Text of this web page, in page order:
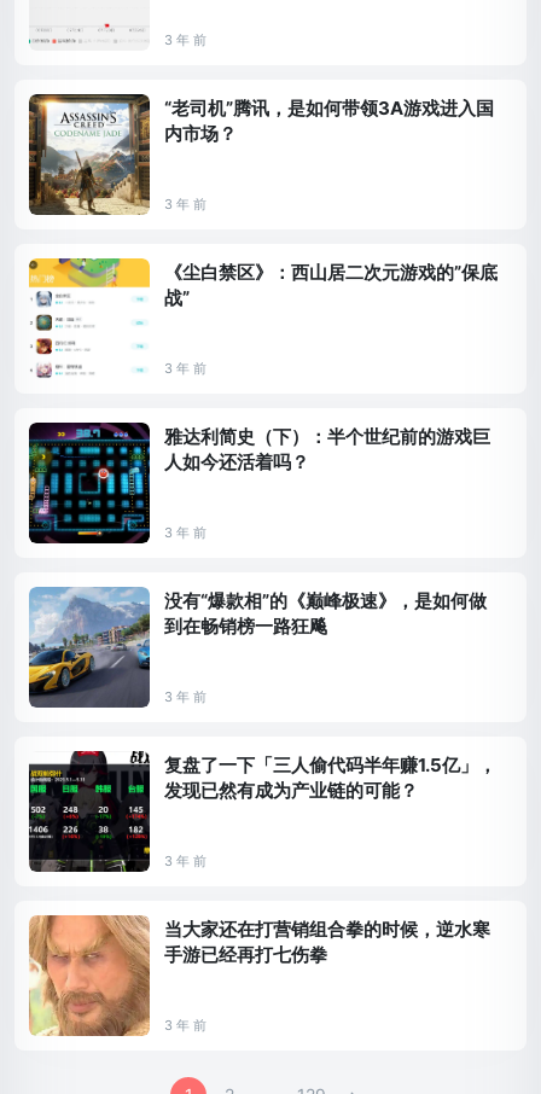
3 年 前
“老司机”腾讯，是如何带领3A游戏进入国
内市场？
3 年 前
《尘白禁区》：西山居二次元游戏的”保底
战”
3 年 前
雅达利简史（下）：半个世纪前的游戏巨
人如今还活着吗？
3 年 前
没有“爆款相”的《巅峰极速》，是如何做
到在畅销榜一路狂飚
3 年 前
复盘了一下「三人偷代码半年赚1.5亿」，
发现已然有成为产业链的可能？
3 年 前
当大家还在打营销组合拳的时候，逆水寒
手游已经再打七伤拳
3 年 前